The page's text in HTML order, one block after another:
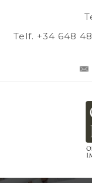
Telf. +34 648